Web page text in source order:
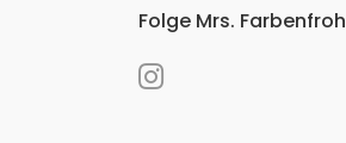
Folge Mrs. Farbenfroh